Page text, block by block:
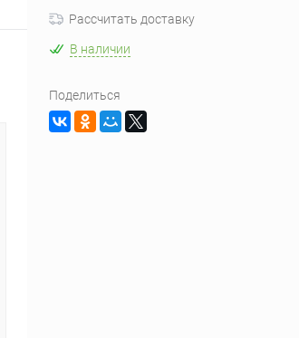
Рассчитать доставку
В наличии
Поделиться